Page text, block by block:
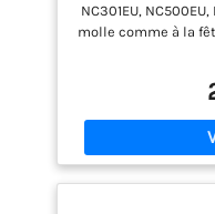
NC301EU,
molle comme à la
embouts en
glacée swirlyzer
NC500EU, Deluxe
flexibilité totale
Tout simplement
de crème glacée
votre créami ninja